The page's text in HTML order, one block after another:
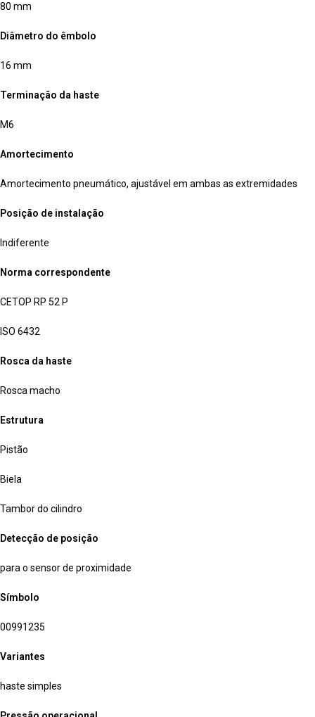
80 mm
Diâmetro do êmbolo
16 mm
Terminação da haste
M6
Amortecimento
Amortecimento pneumático, ajustável em ambas as extremidades
Posição de instalação
Indiferente
Norma correspondente
CETOP RP 52 P
ISO 6432
Rosca da haste
Rosca macho
Estrutura
Pistão
Biela
Tambor do cilindro
Detecção de posição
para o sensor de proximidade
Símbolo
00991235
Variantes
haste simples